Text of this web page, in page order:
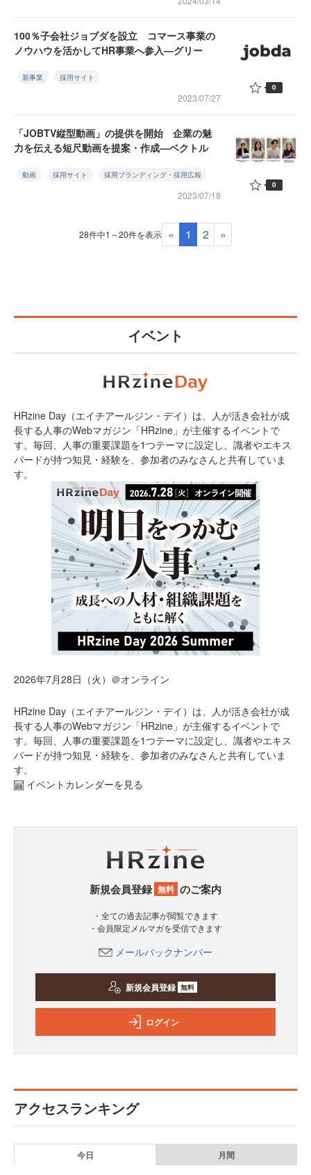
100％子会社ジョブダを設立 コマース事業の
ノウハウを活かしてHR事業へ参入—グリー
新事業 採用サイト
2023/07/27
0
「JOBTV縦型動画」の提供を開始 企業の魅
力を伝える短尺動画を提案・作成—ベクトル
動画 採用サイト 採用ブランディング・採用広報
2023/07/18
0
28件中1～20件を表示 « 1 2 »
イベント
HRzine Day（エイチアールジン・デイ）は、人が活き会社が成
長する人事のWebマガジン「HRzine」が主催するイベントで
す。毎回、人事の重要課題を1つテーマに設定し、識者やエキス
パードが持つ知見・経験を、参加者のみなさんと共有していま
す。
2026年7月28日（火）＠オンライン
HRzine Day（エイチアールジン・デイ）は、人が活き会社が成
長する人事のWebマガジン「HRzine」が主催するイベントで
す。毎回、人事の重要課題を1つテーマに設定し、識者やエキス
パードが持つ知見・経験を、参加者のみなさんと共有していま
す。
イベントカレンダーを見る
新規会員登録 無料 のご案内
・全ての過去記事が閲覧できます
・会員限定メルマガを受信できます
メールバックナンバー
新規会員登録 無料
ログイン
アクセスランキング
今日 月間